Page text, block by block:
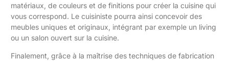
matériaux, de couleurs et de finitions pour créer la cuisine qui
vous correspond. Le cuisiniste pourra ainsi concevoir des
meubles uniques et originaux, intégrant par exemple un living
ou un salon ouvert sur la cuisine.
Finalement, grâce à la maîtrise des techniques de fabrication